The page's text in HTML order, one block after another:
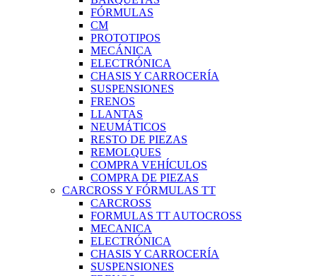
FÓRMULAS
CM
PROTOTIPOS
MECÁNICA
ELECTRÓNICA
CHASIS Y CARROCERÍA
SUSPENSIONES
FRENOS
LLANTAS
NEUMÁTICOS
RESTO DE PIEZAS
REMOLQUES
COMPRA VEHÍCULOS
COMPRA DE PIEZAS
CARCROSS Y FÓRMULAS TT
CARCROSS
FORMULAS TT AUTOCROSS
MECANICA
ELECTRÓNICA
CHASIS Y CARROCERÍA
SUSPENSIONES